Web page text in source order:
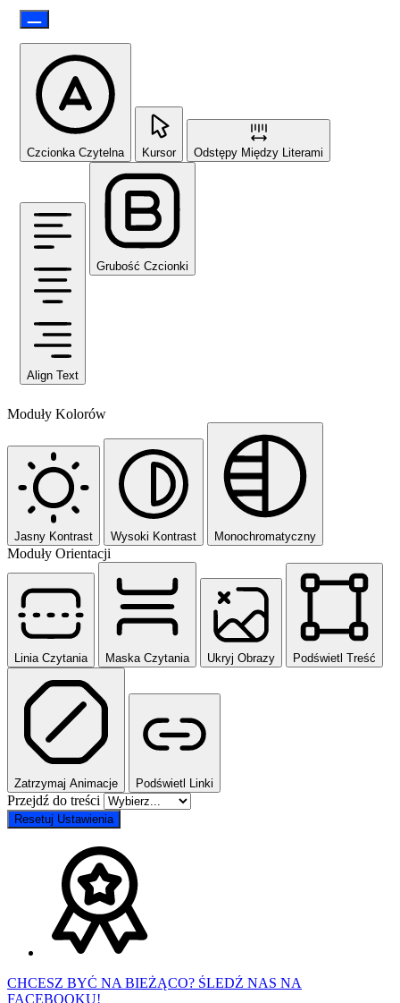
Czcionka Czytelna Kursor Odstępy Między Literami
Align Text
Grubość Czcionki
Moduły Kolorów
Jasny Kontrast Wysoki Kontrast Monochromatyczny
Moduły Orientacji
Linia Czytania Maska Czytania Ukryj Obrazy Podświetl Treść
Zatrzymaj Animacje Podświetl Linki
Przejdź do treści
Resetuj Ustawienia
CHCESZ BYĆ NA BIEŻĄCO? ŚLEDŹ NAS NA
FACEBOOKU!